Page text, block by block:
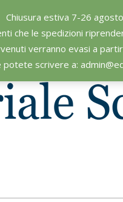
Chiusura estiva 7-26 agosto
che le spedizioni
verranno evasi a
scrivere a: